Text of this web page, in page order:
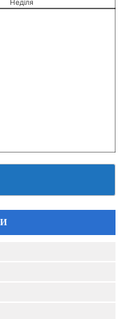
Неділя